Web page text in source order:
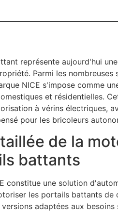
représente aujourd'hui
Parmi les nombreuses
NICE s'impose comme
et résidentielles.
à vérins électriques,
pour les bricoleurs
de la
battants
constitue une solution
les portails battants de
adaptées aux